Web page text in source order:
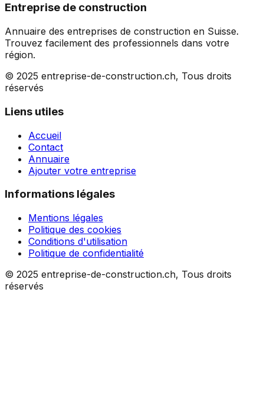
Entreprise de construction
Annuaire des entreprises de construction en Suisse.
Trouvez facilement des professionnels dans votre
région.
© 2025 entreprise-de-construction.ch, Tous droits
réservés
Liens utiles
Accueil
Contact
Annuaire
Ajouter votre entreprise
Informations légales
Mentions légales
Politique des cookies
Conditions d'utilisation
Politique de confidentialité
© 2025 entreprise-de-construction.ch, Tous droits
réservés